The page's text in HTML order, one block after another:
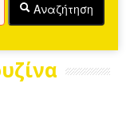
Αναζήτηση